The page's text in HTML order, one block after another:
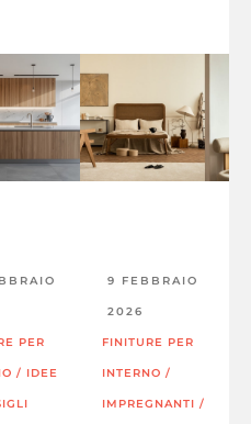
PER
/ IDEE
9 FEBBRAIO
2026
FINITURE PER
INTERNO /
IMPREGNANTI /